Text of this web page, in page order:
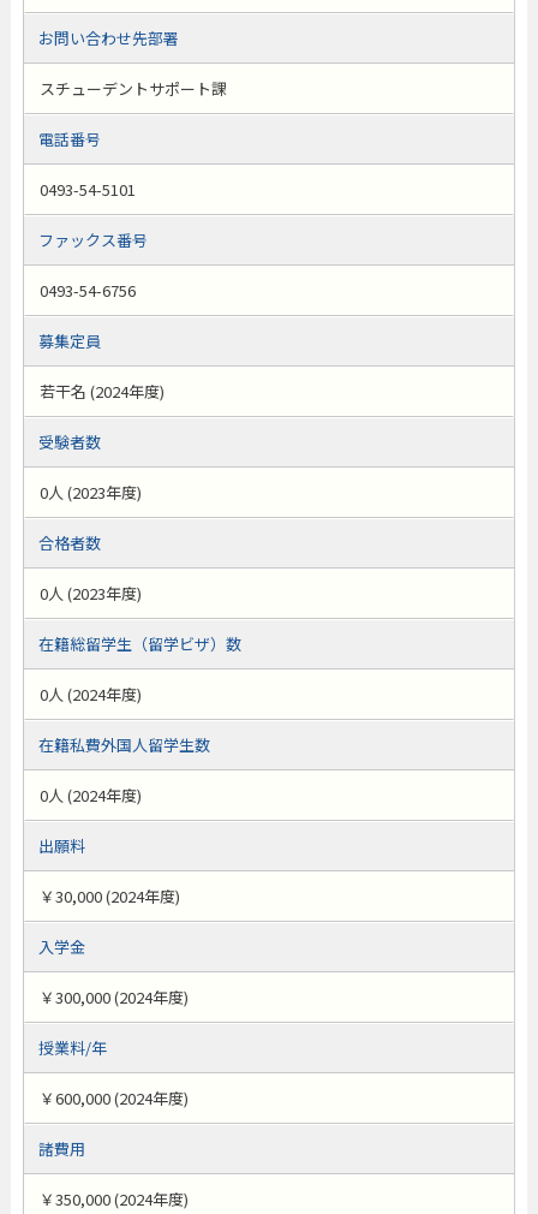
お問い合わせ先部署
スチューデントサポート課
電話番号
0493-54-5101
ファックス番号
0493-54-6756
募集定員
若干名 (2024年度)
受験者数
0人 (2023年度)
合格者数
0人 (2023年度)
在籍総留学生（留学ビザ）数
0人 (2024年度)
在籍私費外国人留学生数
0人 (2024年度)
出願料
￥30,000 (2024年度)
入学金
￥300,000 (2024年度)
授業料/年
￥600,000 (2024年度)
諸費用
￥350,000 (2024年度)